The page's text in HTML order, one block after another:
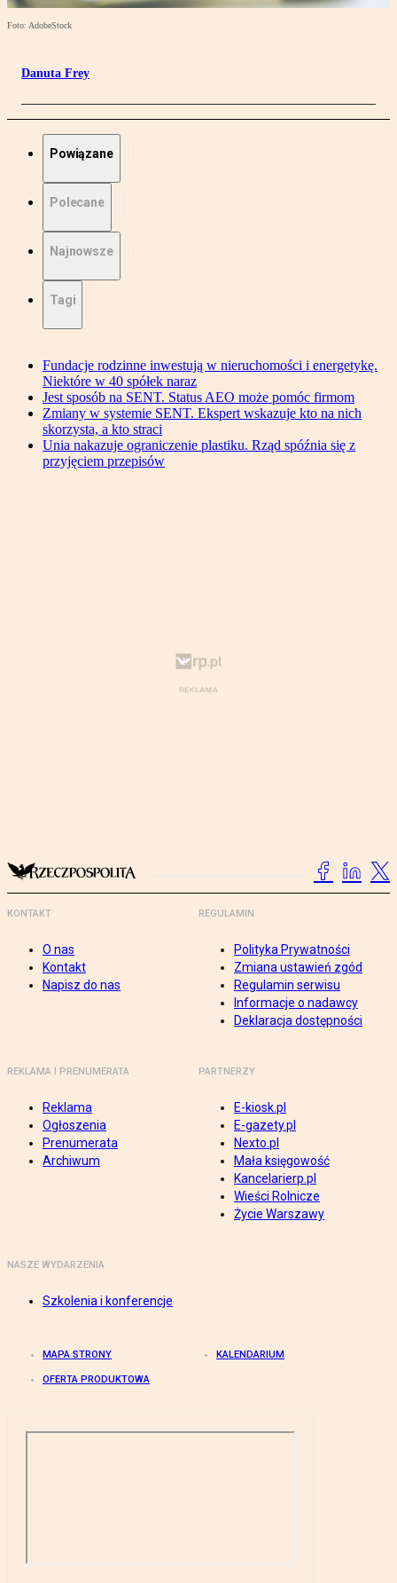
Foto: AdobeStock
Danuta Frey
Powiązane
Polecane
Najnowsze
Tagi
Fundacje rodzinne inwestują w nieruchomości i energetykę.
Niektóre w 40 spółek naraz
Jest sposób na SENT. Status AEO może pomóc firmom
Zmiany w systemie SENT. Ekspert wskazuje kto na nich
skorzysta, a kto straci
Unia nakazuje ograniczenie plastiku. Rząd spóźnia się z
przyjęciem przepisów
KONTAKT
O nas
Kontakt
Napisz do nas
REGULAMIN
Polityka Prywatności
Zmiana ustawień zgód
Regulamin serwisu
Informacje o nadawcy
Deklaracja dostępności
REKLAMA I PRENUMERATA
Reklama
Ogłoszenia
Prenumerata
Archiwum
PARTNERZY
E-kiosk.pl
E-gazety.pl
Nexto.pl
Mała księgowość
Kancelarierp.pl
Wieści Rolnicze
Życie Warszawy
NASZE WYDARZENIA
Szkolenia i konferencje
MAPA STRONY KALENDARIUM
OFERTA PRODUKTOWA